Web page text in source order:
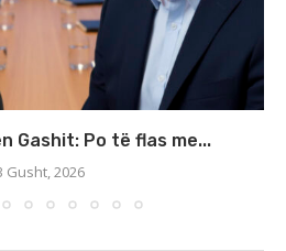
Gashit: Po të flas me...
Gusht, 2026